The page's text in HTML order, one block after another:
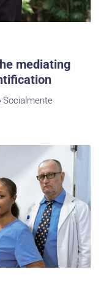
mediating
Socialmente